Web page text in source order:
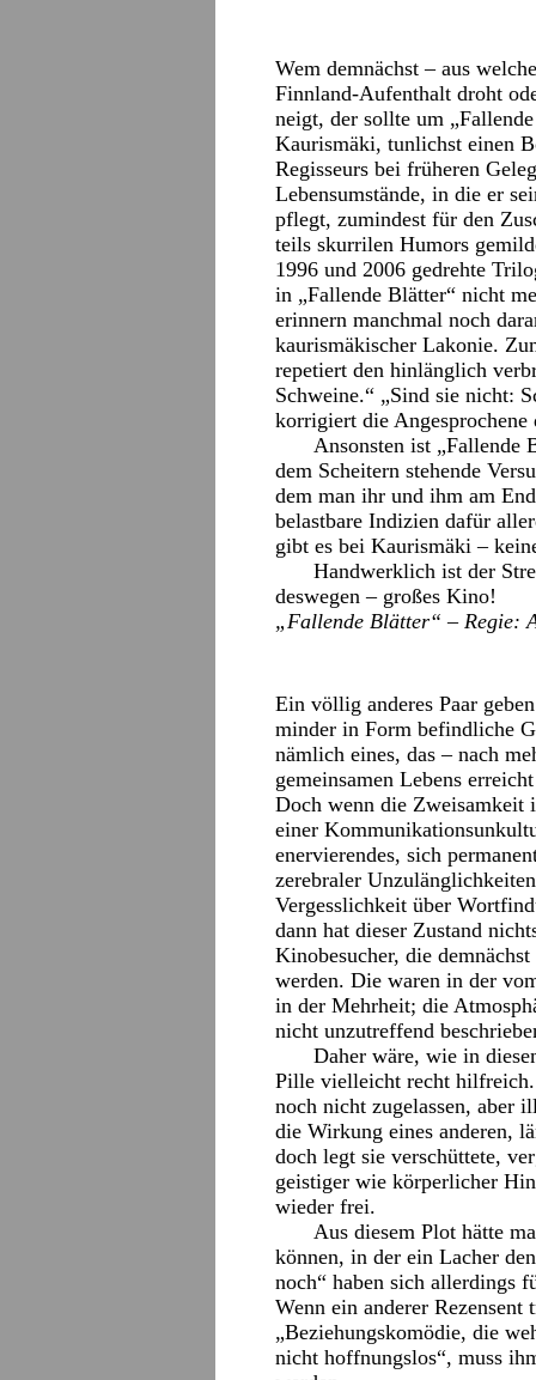
Wem demnächst – aus
Finnland-Aufenthalt droht
neigt, der sollte um
Kaurismäki, tunlichst einen
Regisseurs bei früheren
Lebensumstände, in die er
pflegt, zumindest für den
teils skurrilen Humors
1996 und 2006 gedrehte
in „Fallende Blätter“ nicht
erinnern manchmal noch
kaurismäkischer Lakonie.
repetiert den hinlänglich
Schweine.“ „Sind sie nicht:
korrigiert die Angesprochene
Ansonsten ist „Fallende
dem Scheitern stehende
dem man ihr und ihm am
belastbare Indizien dafür
gibt es bei Kaurismäki –
Handwerklich ist der
deswegen – großes Kino!
„Fallende Blätter“ – Regie:
Ein völlig anderes Paar
minder in Form befindliche
nämlich eines, das – nach
gemeinsamen Lebens
Doch wenn die Zweisamkeit
einer
enervierendes, sich
zerebraler
Vergesslichkeit über
dann hat dieser Zustand
Kinobesucher, die
werden. Die waren in der
in der Mehrheit; die
nicht unzutreffend
Daher wäre, wie in
Pille vielleicht recht
noch nicht zugelassen, aber
die Wirkung eines anderen,
doch legt sie verschüttete,
geistiger wie körperlicher
wieder frei.
Aus diesem Plot hätte
können, in der ein Lacher
noch“ haben sich allerdings
Wenn ein anderer
„Beziehungskomödie, die
nicht hoffnungslos“, muss